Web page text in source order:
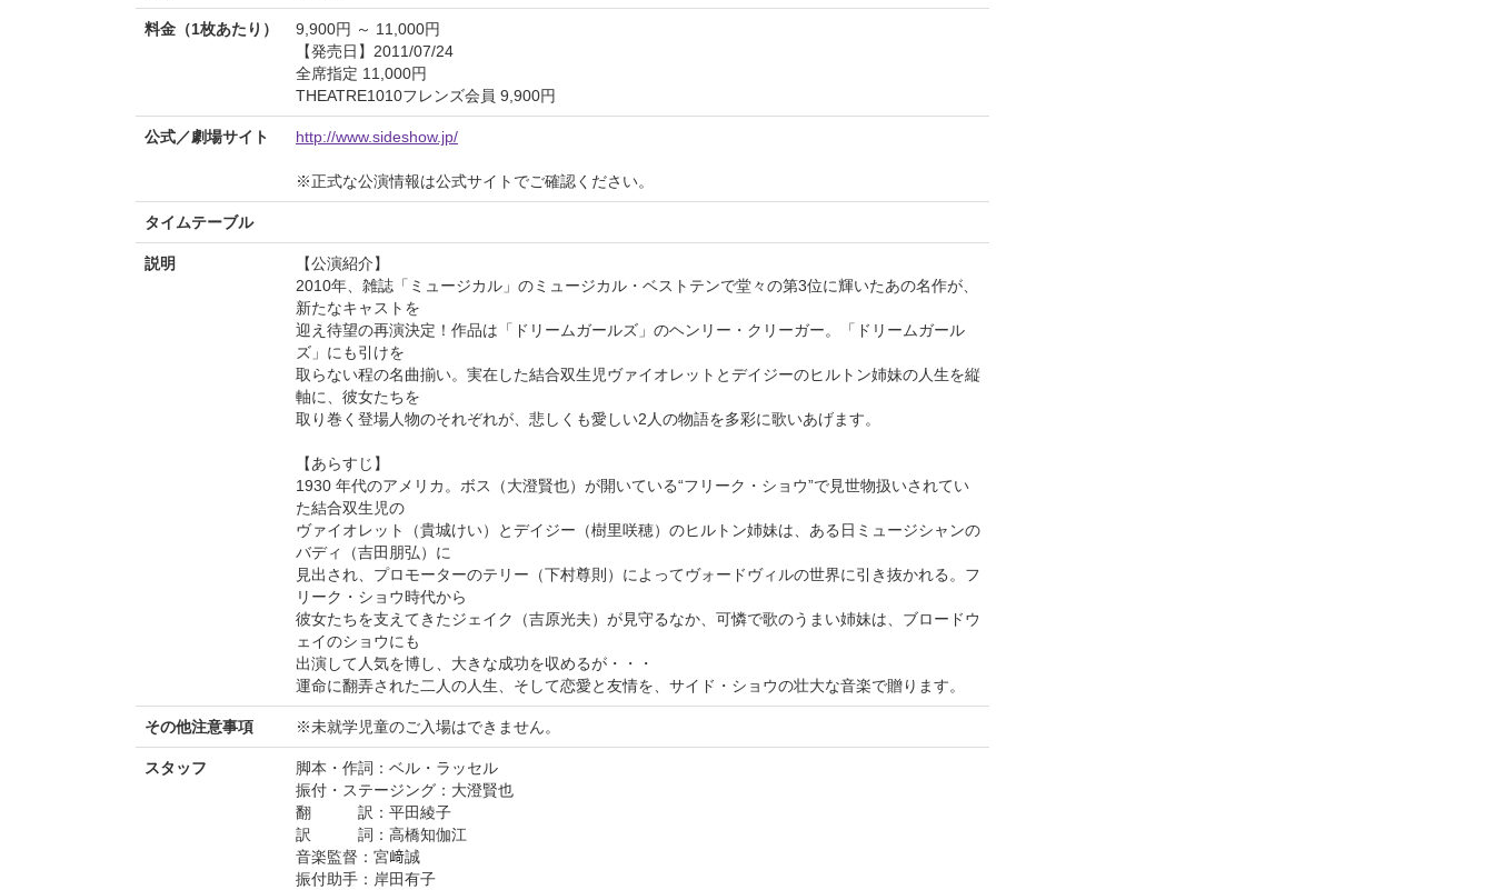
料金（1枚あたり）
9,900円 ～ 11,000円
【発売日】2011/07/24
全席指定 11,000円
THEATRE1010フレンズ会員 9,900円
公式／劇場サイト http://www.sideshow.jp/
※正式な公演情報は公式サイトでご確認ください。
タイムテーブル
説明
【公演紹介】
2010年、雑誌「ミュージカル」のミュージカル・ベストテンで堂々の第3位に輝いたあの名作が、
新たなキャストを
迎え待望の再演決定！作品は「ドリームガールズ」のヘンリー・クリーガー。「ドリームガール
ズ」にも引けを
取らない程の名曲揃い。実在した結合双生児ヴァイオレットとデイジーのヒルトン姉妹の人生を縦
軸に、彼女たちを
取り巻く登場人物のそれぞれが、悲しくも愛しい2人の物語を多彩に歌いあげます。
【あらすじ】
1930 年代のアメリカ。ボス（大澄賢也）が開いている“フリーク・ショウ”で見世物扱いされてい
た結合双生児の
ヴァイオレット（貴城けい）とデイジー（樹里咲穂）のヒルトン姉妹は、ある日ミュージシャンの
バディ（吉田朋弘）に
見出され、プロモーターのテリー（下村尊則）によってヴォードヴィルの世界に引き抜かれる。フ
リーク・ショウ時代から
彼女たちを支えてきたジェイク（吉原光夫）が見守るなか、可憐で歌のうまい姉妹は、ブロードウ
ェイのショウにも
出演して人気を博し、大きな成功を収めるが・・・
運命に翻弄された二人の人生、そして恋愛と友情を、サイド・ショウの壮大な音楽で贈ります。
その他注意事項 ※未就学児童のご入場はできません。
スタッフ
脚本・作詞：ベル・ラッセル
振付・ステージング：大澄賢也
翻 訳：平田綾子
訳 詞：高橋知伽江
音楽監督：宮﨑誠
振付助手：岸田有子